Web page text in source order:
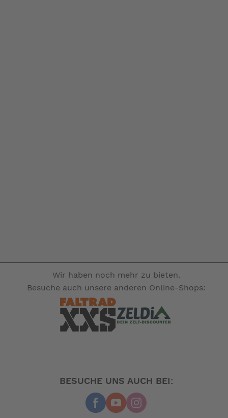
Wir haben noch mehr zu bieten.
Besuche auch unsere anderen Online-Shops:
BESUCHE UNS AUCH BEI: